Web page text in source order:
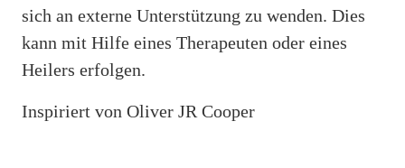
sich an externe Unterstützung zu wenden. Dies
kann mit Hilfe eines Therapeuten oder eines
Heilers erfolgen.
Inspiriert von Oliver JR Cooper